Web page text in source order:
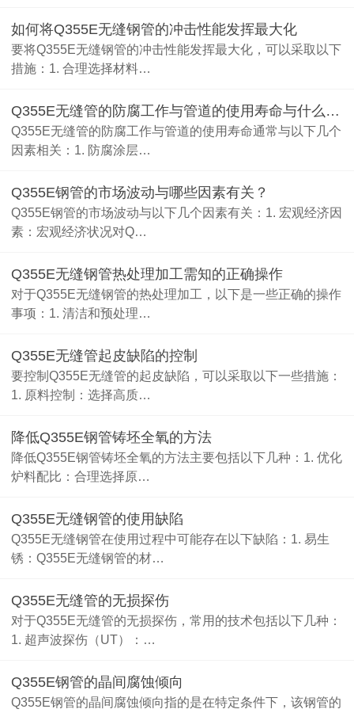
如何将Q355E无缝钢管的冲击性能发挥最大化
要将Q355E无缝钢管的冲击性能发挥最大化，可以采取以下
措施：1. 合理选择材料…
Q355E无缝管的防腐工作与管道的使用寿命与什么相关
Q355E无缝管的防腐工作与管道的使用寿命通常与以下几个
因素相关：1. 防腐涂层…
Q355E钢管的市场波动与哪些因素有关？
Q355E钢管的市场波动与以下几个因素有关：1. 宏观经济因
素：宏观经济状况对Q…
Q355E无缝钢管热处理加工需知的正确操作
对于Q355E无缝钢管的热处理加工，以下是一些正确的操作
事项：1. 清洁和预处理…
Q355E无缝管起皮缺陷的控制
要控制Q355E无缝管的起皮缺陷，可以采取以下一些措施：
1. 原料控制：选择高质…
降低Q355E钢管铸坯全氧的方法
降低Q355E钢管铸坯全氧的方法主要包括以下几种：1. 优化
炉料配比：合理选择原…
Q355E无缝钢管的使用缺陷
Q355E无缝钢管在使用过程中可能存在以下缺陷：1. 易生
锈：Q355E无缝钢管的材…
Q355E无缝管的无损探伤
对于Q355E无缝管的无损探伤，常用的技术包括以下几种：
1. 超声波探伤（UT）：…
Q355E钢管的晶间腐蚀倾向
Q355E钢管的晶间腐蚀倾向指的是在特定条件下，该钢管的